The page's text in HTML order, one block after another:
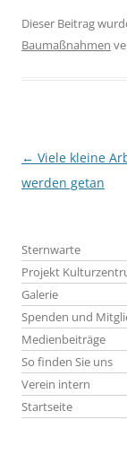
Dieser Beitrag
Baumaßnahmen
← Viele kleine
werden getan
Sternwarte
Projekt
Galerie
Spenden und
Medienbeiträge
So finden Sie uns
Verein intern
Startseite